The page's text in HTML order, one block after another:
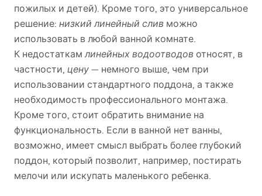
пожилых и детей). Кроме того, это универсальное
решение: низкий линейный слив можно
использовать в любой ванной комнате.
К недостаткамлинейных водоотводов относят, в
частности, цену — немного выше, чем при
использовании стандартного поддона, а также
необходимость профессионального монтажа.
Кроме того, стоит обратить внимание на
функциональность. Если в ванной нет ванны,
возможно, имеет смысл выбрать более глубокий
поддон, который позволит, например, постирать
мелочи или искупать маленького ребенка.